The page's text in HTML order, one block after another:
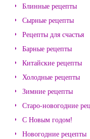
Блинные рецепты
Сырные рецепты
Рецепты для счастья
Барные рецепты
Китайские рецепты
Холодные рецепты
Зимние рецепты
Старо-новогодние
С Новым годом!
Новогодние рецепты